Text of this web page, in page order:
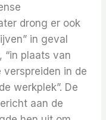
drong er ook
in geval
plaats van
in de
werkplek”. De
aan de